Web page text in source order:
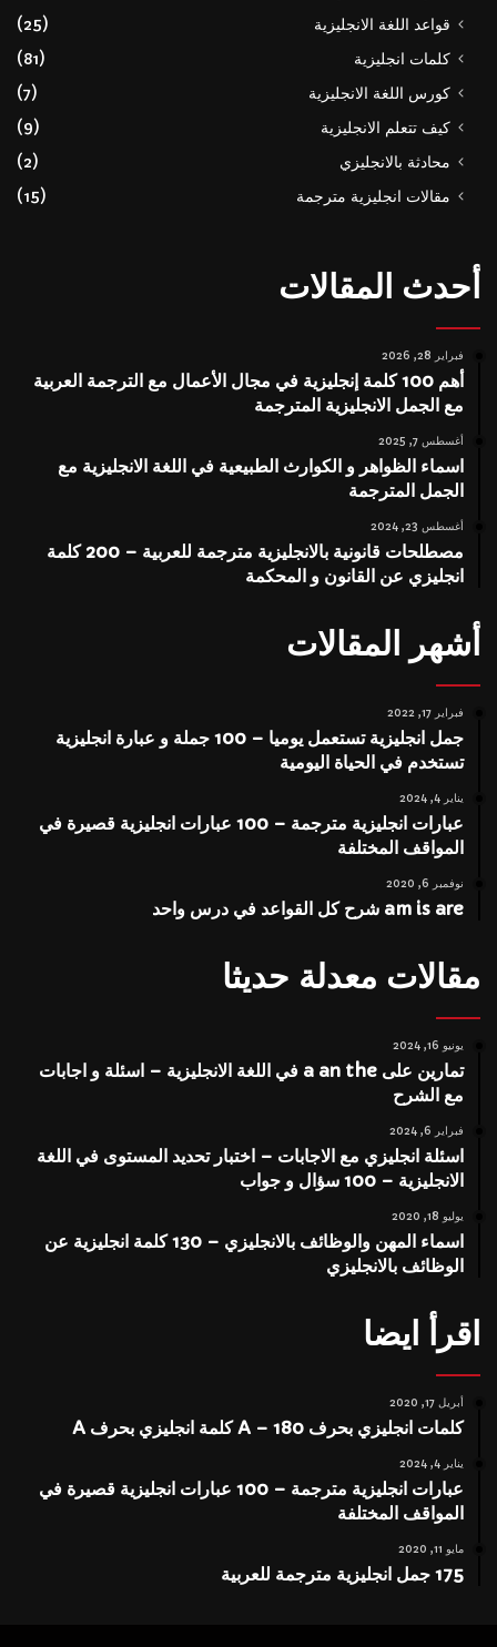
قواعد اللغة الانجليزية
(25)
كلمات انجليزية
(81)
كورس اللغة الانجليزية
(7)
كيف تتعلم الانجليزية
(9)
محادثة بالانجليزي
(2)
مقالات انجليزية مترجمة
(15)
أحدث المقالات
فبراير 28, 2026
أهم 100 كلمة إنجليزية في مجال الأعمال مع الترجمة العربية
مع الجمل الانجليزية المترجمة
أغسطس 7, 2025
اسماء الظواهر و الكوارث الطبيعية في اللغة الانجليزية مع
الجمل المترجمة
أغسطس 23, 2024
مصطلحات قانونية بالانجليزية مترجمة للعربية – 200 كلمة
انجليزي عن القانون و المحكمة
أشهر المقالات
فبراير 17, 2022
جمل انجليزية تستعمل يوميا – 100 جملة و عبارة انجليزية
تستخدم في الحياة اليومية
يناير 4, 2024
عبارات انجليزية مترجمة – 100 عبارات انجليزية قصيرة في
المواقف المختلفة
نوفمبر 6, 2020
am is are شرح كل القواعد في درس واحد
مقالات معدلة حديثا
يونيو 16, 2024
تمارين على a an the في اللغة الانجليزية – اسئلة و اجابات
مع الشرح
فبراير 6, 2024
اسئلة انجليزي مع الاجابات – اختبار تحديد المستوى في اللغة
الانجليزية – 100 سؤال و جواب
يوليو 18, 2020
اسماء المهن والوظائف بالانجليزي – 130 كلمة انجليزية عن
الوظائف بالانجليزي
اقرأ ايضا
أبريل 17, 2020
كلمات انجليزي بحرف A – 180 كلمة انجليزي بحرف A
يناير 4, 2024
عبارات انجليزية مترجمة – 100 عبارات انجليزية قصيرة في
المواقف المختلفة
مايو 11, 2020
175 جمل انجليزية مترجمة للعربية